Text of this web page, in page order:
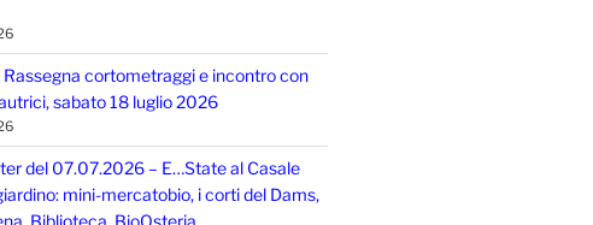
Rassegna cortometraggi e incontro con
sabato 18 luglio 2026
del 07.07.2026 – E…State al Casale
mini-mercatobio, i corti del Dams,